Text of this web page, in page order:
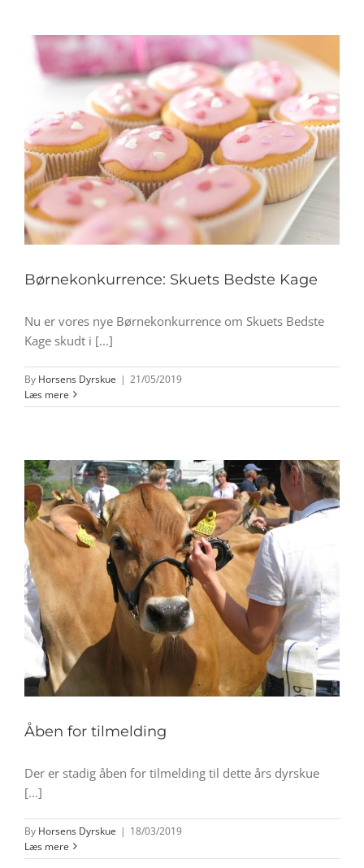
Børnekonkurrence: Skuets Bedste Kage
Nu er vores nye Børnekonkurrence om Skuets Bedste
Kage skudt i [...]
By Horsens Dyrskue | 21/05/2019
Læs mere
Åben for tilmelding
Der er stadig åben for tilmelding til dette års dyrskue
[...]
By Horsens Dyrskue | 18/03/2019
Læs mere